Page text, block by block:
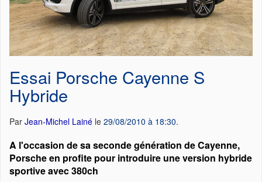
Essai Porsche Cayenne S
Hybride
Par Jean-Michel Lainé le 29/08/2010 à 18:30.
A l'occasion de sa seconde génération de Cayenne,
Porsche en profite pour introduire une version hybride
sportive avec 380ch